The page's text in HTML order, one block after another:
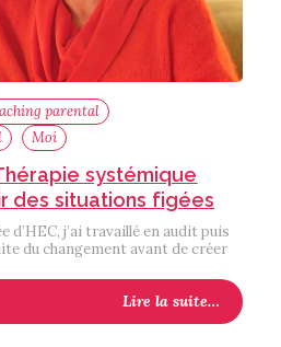
parental
Moi
systémique
des situations figées
d’HEC, j’ai travaillé en audit puis
du changement avant de créer
Lire la suite…